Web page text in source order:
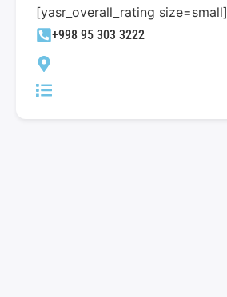
[yasr_overall_rating size=small]
+998 95 303 3222